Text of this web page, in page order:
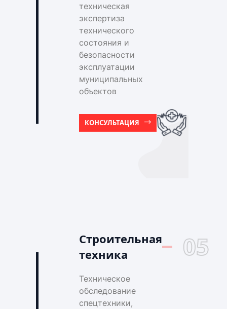
техническая
экспертиза
технического
состояния и
безопасности
эксплуатации
муниципальных
объектов
КОНСУЛЬТАЦИЯ
Строительная
техника
05
Техническое
обследование
спецтехники,